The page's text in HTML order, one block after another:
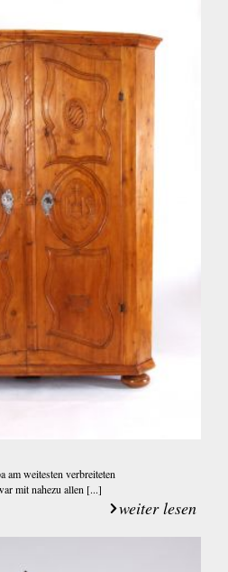
am weitesten verbreiteten
mit nahezu allen [...]
weiter lesen